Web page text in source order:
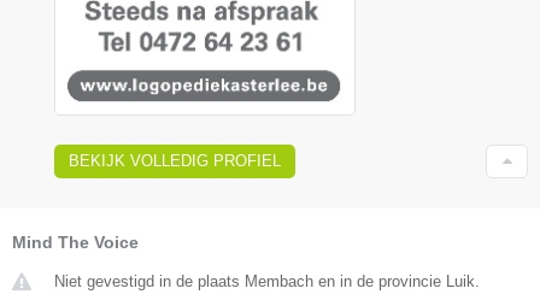
BEKIJK VOLLEDIG PROFIEL
Mind The Voice
Niet gevestigd in de plaats Membach en in de provincie Luik.